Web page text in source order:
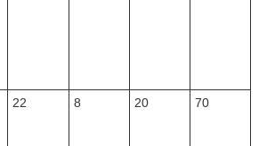
22 8 20 70